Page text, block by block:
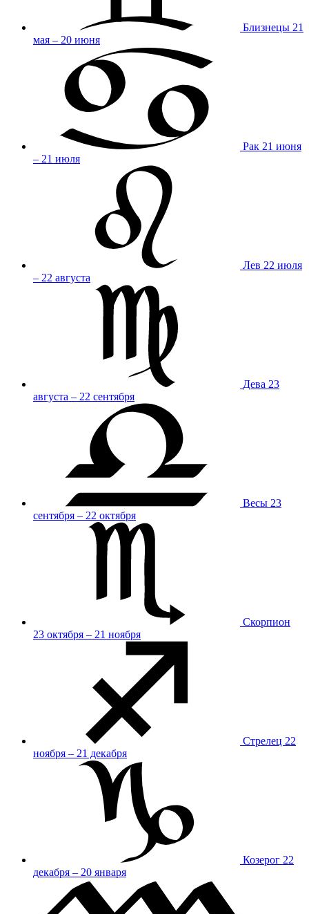
Близнецы 21
мая – 20 июня
Рак 21 июня
– 21 июля
Лев 22 июля
– 22 августа
Дева 23
августа – 22 сентября
Весы 23
сентября – 22 октября
Скорпион
23 октября – 21 ноября
Стрелец 22
ноября – 21 декабря
Козерог 22
декабря – 20 января